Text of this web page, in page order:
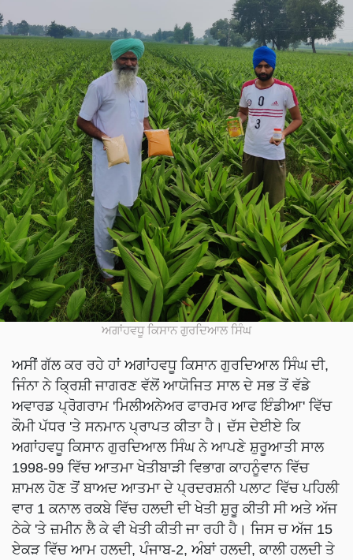
ਅਗਾਂਹਵਧੂ ਕਿਸਾਨ ਗੁਰਦਿਆਲ ਸਿੰਘ
ਅਸੀਂ ਗੱਲ ਕਰ ਰਹੇ ਹਾਂ ਅਗਾਂਹਵਧੂ ਕਿਸਾਨ ਗੁਰਦਿਆਲ ਸਿੰਘ ਦੀ,
ਜਿੰਨਾ ਨੇ ਕ੍ਰਿਸ਼ੀ ਜਾਗਰਣ ਵੱਲੋਂ ਆਯੋਜਿਤ ਸਾਲ ਦੇ ਸਭ ਤੋਂ ਵੱਡੇ
ਅਵਾਰਡ ਪ੍ਰੋਗਰਾਮ 'ਮਿਲੀਅਨੇਅਰ ਫਾਰਮਰ ਆਫ ਇੰਡੀਆ' ਵਿੱਚ
ਕੌਮੀ ਪੱਧਰ 'ਤੇ ਸਨਮਾਨ ਪ੍ਰਾਪਤ ਕੀਤਾ ਹੈ। ਦੱਸ ਦੇਈਏ ਕਿ
ਅਗਾਂਹਵਧੂ ਕਿਸਾਨ ਗੁਰਦਿਆਲ ਸਿੰਘ ਨੇ ਆਪਣੇ ਸ਼ੁਰੂਆਤੀ ਸਾਲ
1998-99 ਵਿੱਚ ਆਤਮਾ ਖੇਤੀਬਾੜੀ ਵਿਭਾਗ ਕਾਹਨੂੰਵਾਨ ਵਿੱਚ
ਸ਼ਾਮਲ ਹੋਣ ਤੋਂ ਬਾਅਦ ਆਤਮਾ ਦੇ ਪ੍ਰਦਰਸ਼ਨੀ ਪਲਾਟ ਵਿੱਚ ਪਹਿਲੀ
ਵਾਰ 1 ਕਨਾਲ ਰਕਬੇ ਵਿੱਚ ਹਲਦੀ ਦੀ ਖੇਤੀ ਸ਼ੁਰੂ ਕੀਤੀ ਸੀ ਅਤੇ ਅੱਜ
ਠੇਕੇ 'ਤੇ ਜ਼ਮੀਨ ਲੈ ਕੇ ਵੀ ਖੇਤੀ ਕੀਤੀ ਜਾ ਰਹੀ ਹੈ। ਜਿਸ ਚ ਅੱਜ 15
ਏਕੜ ਵਿੱਚ ਆਮ ਹਲਦੀ, ਪੰਜਾਬ-2, ਅੰਬਾਂ ਹਲਦੀ, ਕਾਲੀ ਹਲਦੀ ਤੇ